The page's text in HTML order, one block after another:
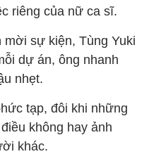
riêng của nữ ca sĩ.
mời sự kiện, Tùng Yuki
dự án, ông nhanh
nhẹt.
tạp, đôi khi những
không hay ảnh
khác.